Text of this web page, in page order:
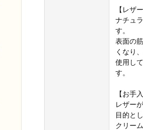
【レザ
ナチュ
す。
表面の
くなり
使用し
す。
【お手
レザー
目的と
クリー